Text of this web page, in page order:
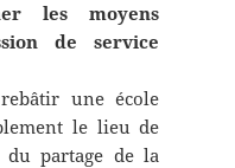
les moyens
de service
une école
le lieu de
du partage de la